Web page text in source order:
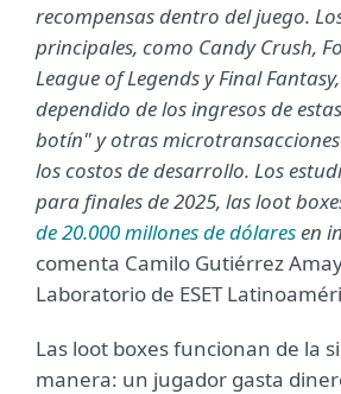
recompensas dentro del juego.
principales, como Candy Crush,
League of Legends y Final
dependido de los ingresos de
botín" y otras
los costos de desarrollo. Los
para finales de 2025, las loot
de 20.000 millones de dólaresen
comenta Camilo Gutiérrez
Laboratorio de ESET
Las loot boxes funcionan de la
manera: un jugador gasta